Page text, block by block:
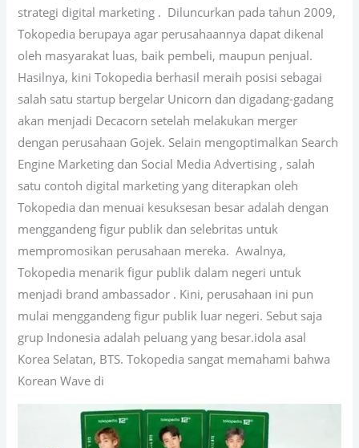
strategi digital marketing . Diluncurkan pada tahun 2009,
Tokopedia berupaya agar perusahaannya dapat dikenal
oleh masyarakat luas, baik pembeli, maupun penjual.
Hasilnya, kini Tokopedia berhasil meraih posisi sebagai
salah satu startup bergelar Unicorn dan digadang-gadang
akan menjadi Decacorn setelah melakukan merger
dengan perusahaan Gojek. Selain mengoptimalkan Search
Engine Marketing dan Social Media Advertising , salah
satu contoh digital marketing yang diterapkan oleh
Tokopedia dan menuai kesuksesan besar adalah dengan
menggandeng figur publik dan selebritas untuk
mempromosikan perusahaan mereka. Awalnya,
Tokopedia menarik figur publik dalam negeri untuk
menjadi brand ambassador . Kini, perusahaan ini pun
mulai menggandeng figur publik luar negeri. Sebut saja
grup Indonesia adalah peluang yang besar.idola asal
Korea Selatan, BTS. Tokopedia sangat memahami bahwa
Korean Wave di